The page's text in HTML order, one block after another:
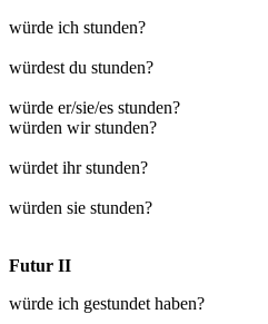
würde ich stunden?
würdest du stunden?
würde er/sie/es stunden?
würden wir stunden?
würdet ihr stunden?
würden sie stunden?
Futur II
würde ich gestundet haben?